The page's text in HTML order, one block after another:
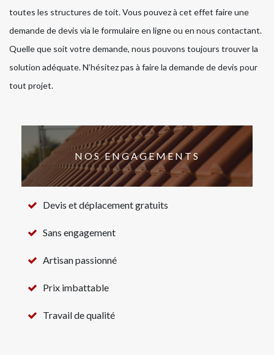
toutes les structures de toit. Vous pouvez à cet effet faire une
demande de devis via le formulaire en ligne ou en nous contactant.
Quelle que soit votre demande, nous pouvons toujours trouver la
solution adéquate. N’hésitez pas à faire la demande de devis pour
tout projet.
NOS ENGAGEMENTS
Devis et déplacement gratuits
Sans engagement
Artisan passionné
Prix imbattable
Travail de qualité